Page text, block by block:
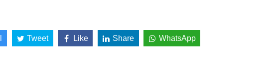
Tweet Like Share WhatsApp